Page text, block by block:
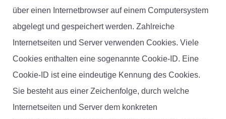
über einen Internetbrowser auf einem Computersystem
abgelegt und gespeichert werden. Zahlreiche
Internetseiten und Server verwenden Cookies. Viele
Cookies enthalten eine sogenannte Cookie-ID. Eine
Cookie-ID ist eine eindeutige Kennung des Cookies.
Sie besteht aus einer Zeichenfolge, durch welche
Internetseiten und Server dem konkreten